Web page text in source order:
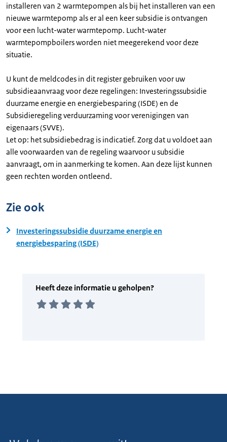
installeren van 2 warmtepompen als bij het installeren van een
nieuwe warmtepomp als er al een keer subsidie is ontvangen
voor een lucht-water warmtepomp. Lucht-water
warmtepompboilers worden niet meegerekend voor deze
situatie.
U kunt de meldcodes in dit register gebruiken voor uw
subsidieaanvraag voor deze regelingen: Investeringssubsidie
duurzame energie en energiebesparing (ISDE) en de
Subsidieregeling verduurzaming voor verenigingen van
eigenaars (SVVE).
Let op: het subsidiebedrag is indicatief. Zorg dat u voldoet aan
alle voorwaarden van de regeling waarvoor u subsidie
aanvraagt, om in aanmerking te komen. Aan deze lijst kunnen
geen rechten worden ontleend.
Zie ook
Investeringssubsidie duurzame energie en
energiebesparing (ISDE)